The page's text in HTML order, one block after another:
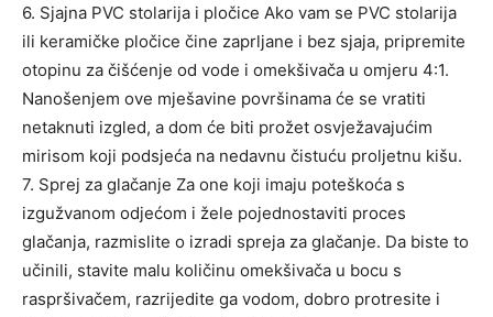
6. Sjajna PVC stolarija i pločice Ako vam se PVC stolarija
ili keramičke pločice čine zaprljane i bez sjaja, pripremite
otopinu za čišćenje od vode i omekšivača u omjeru 4:1.
Nanošenjem ove mješavine površinama će se vratiti
netaknuti izgled, a dom će biti prožet osvježavajućim
mirisom koji podsjeća na nedavnu čistuću proljetnu kišu.
7. Sprej za glačanje Za one koji imaju poteškoća s
izgužvanom odjećom i žele pojednostaviti proces
glačanja, razmislite o izradi spreja za glačanje. Da biste to
učinili, stavite malu količinu omekšivača u bocu s
raspršivačem, razrijedite ga vodom, dobro protresite i